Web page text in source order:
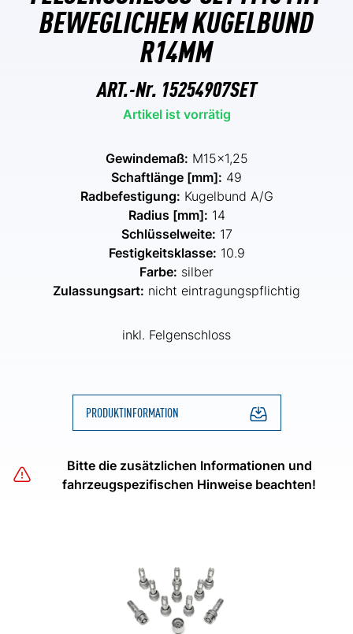
BEWEGLICHEM KUGELBUND
R14MM
ART.-Nr. 15254907SET
Artikel ist vorrätig
Gewindemaß: M15x1,25
Schaftlänge [mm]: 49
Radbefestigung: Kugelbund A/G
Radius [mm]: 14
Schlüsselweite: 17
Festigkeitsklasse: 10.9
Farbe: silber
Zulassungsart: nicht eintragungspflichtig
inkl. Felgenschloss
PRODUKTINFORMATION
Bitte die zusätzlichen Informationen und
fahrzeugspezifischen Hinweise beachten!